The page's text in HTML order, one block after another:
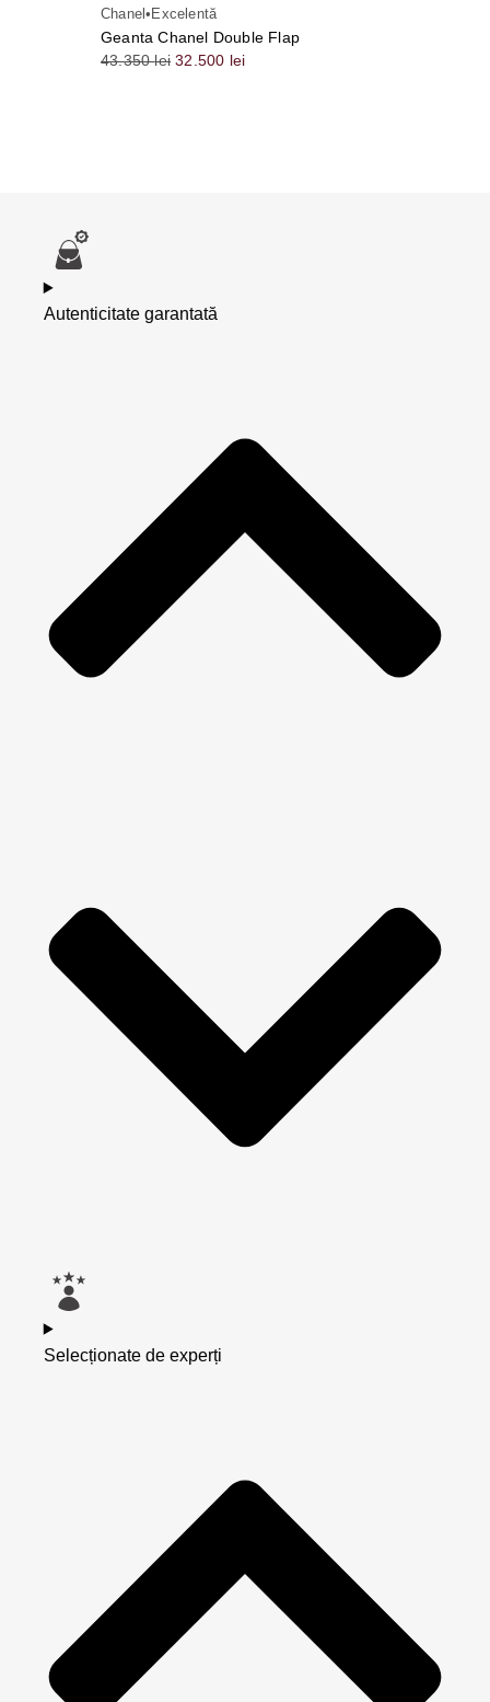
Chanel• Excelentă
Geanta Chanel Double Flap
43.350lei 32.500 lei
Autenticitate garantată
Selecționate de experți